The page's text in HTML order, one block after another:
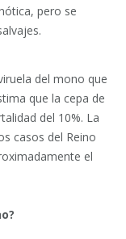
pero se
del mono que
que la cepa de
del 10%. La
casos del Reino
el